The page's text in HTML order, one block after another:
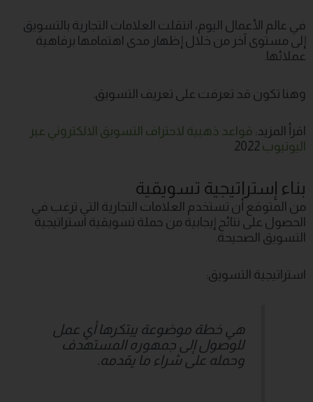
في عالم الأعمال اليوم، انتقلت العلامات التجارية بالتسويق
إلى مستوى آخر من خلال إظهار مدى اهتمامها برفاهية
عملائها.
وهنا تكون قد تعرفت على تعريف التسويق.
اقرأ المزيد: قواعد ذهبية لاحتراف التسويق الالكتروني عبر
اليوتيوب 2022
بناء إستراتيجية تسويقية
من المتوقع أن تستخدم العلامات التجارية التي ترغب في
الحصول على نتائج إيجابية من حملة تسويقية استراتيجية
التسويق الصحيحة.
استراتيجية التسويق:
هي خطة موضوعة يبتكرها أي عمل
للوصول إلى جمهوره المستهدف
وحمله على شراء ما يقدمه.